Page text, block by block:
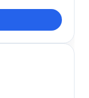
用から企業の
ーズに応える